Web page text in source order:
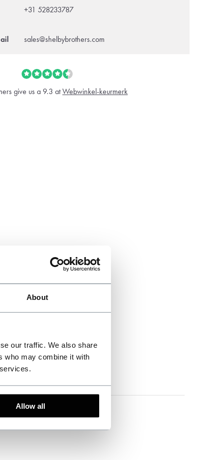
About
our traffic. We also share
who may combine it with
Allow all
+31 528233787
sales@shelbybrothers.com
give us a 9.3 atWebwinkel-keurmerk